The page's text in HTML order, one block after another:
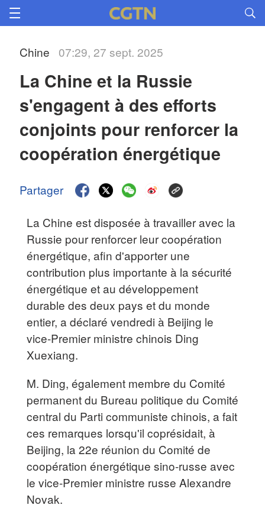
Chine 07:29, 27 sept. 2025
La Chine et la Russie
s'engagent à des efforts
conjoints pour renforcer la
coopération énergétique
Partager
La Chine est disposée à travailler avec la
Russie pour renforcer leur coopération
énergétique, afin d'apporter une
contribution plus importante à la sécurité
énergétique et au développement
durable des deux pays et du monde
entier, a déclaré vendredi à Beijing le
vice-Premier ministre chinois Ding
Xuexiang.
M. Ding, également membre du Comité
permanent du Bureau politique du Comité
central du Parti communiste chinois, a fait
ces remarques lorsqu'il coprésidait, à
Beijing, la 22e réunion du Comité de
coopération énergétique sino-russe avec
le vice-Premier ministre russe Alexandre
Novak.